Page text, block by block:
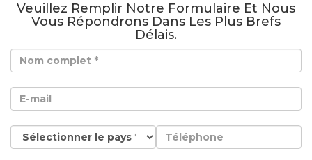
Veuillez Remplir Notre Formulaire Et Nous
Vous Répondrons Dans Les Plus Brefs
Délais.